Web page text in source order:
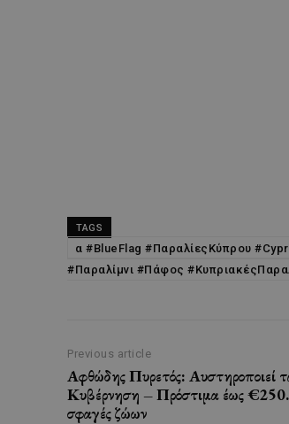
TAGS
α #BlueFlag #ΠαραλίεςΚύπρου
#Παραλίμνι #Πάφος
Previous article
Αφθώδης Πυρετός: Αυστηροποιεί
Κυβέρνηση – Πρόστιμα έως
σφαγές ζώων